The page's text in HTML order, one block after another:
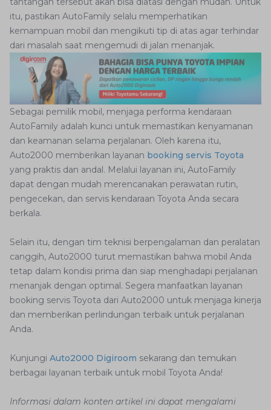
itu, pastikan AutoFamily selalu memperhatikan
kemampuan mobil dan mengikuti tip di atas agar terhindar
dari masalah saat mengemudi di jalan menanjak.
Sebagai pemilik mobil, menjaga performa kendaraan
AutoFamily adalah kunci untuk memastikan kenyamanan
dan keamanan selama perjalanan. Oleh karena itu,
Auto2000 memberikan layanan booking servis Toyota
yang praktis dan andal. Melalui layanan ini, AutoFamily
dapat dengan mudah merencanakan perawatan rutin,
pengecekan, dan servis kendaraan Toyota Anda secara
berkala.
Selain itu, dengan tim teknisi berpengalaman dan peralatan
canggih, Auto2000 turut memastikan bahwa mobil Anda
tetap dalam kondisi prima dan siap menghadapi perjalanan
menanjak dengan optimal. Segera manfaatkan layanan
booking servis Toyota dari Auto2000 untuk menjaga kinerja
dan memberikan perlindungan terbaik untuk perjalanan
Anda.
Kunjungi Auto2000 Digiroom sekarang dan temukan
berbagai layanan terbaik untuk mobil Toyota Anda!
Informasi dalam konten artikel ini dapat mengalami